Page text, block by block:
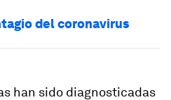
del coronavirus
han sido diagnosticadas